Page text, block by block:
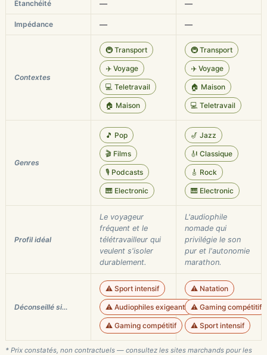
Étanchéité — —
Impédance — —
Contextes
🚇 Transport
✈️ Voyage
💻 Teletravail
🏠 Maison
🚇 Transport
✈️ Voyage
🏠 Maison
💻 Teletravail
Genres
🎵 Pop
🎬 Films
🎙️ Podcasts
🎹 Electronic
🎷 Jazz
🎻 Classique
🎸 Rock
🎹 Electronic
Profil idéal
Le voyageur
fréquent et le
télétravailleur qui
veulent s'isoler
durablement.
L'audiophile
nomade qui
privilégie le son
pur et l'autonomie
marathon.
Déconseillé si…
⚠️ Sport intensif
⚠️ Audiophiles exigeants
⚠️ Gaming compétitif
⚠️ Natation
⚠️ Gaming compétitif
⚠️ Sport intensif
* Prix constatés, non contractuels — consultez les sites marchands pour les